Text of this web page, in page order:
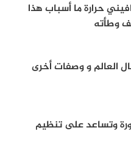
حرارة ما أسباب هذا
وطأته
العالم و وصفات أخرى
وتساعد على تنظيم